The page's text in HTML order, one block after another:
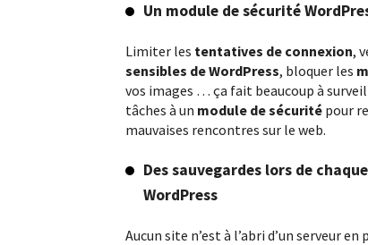
Un module de sécurité
Limiter les tentatives de connexion,
sensibles de WordPress, bloquer les
vos images … ça fait beaucoup à
tâches à un module de sécurité pour
mauvaises rencontres sur le web.
Des sauvegardes lors de
WordPress
Aucun site n’est à l’abri d’un serveur en